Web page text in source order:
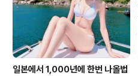
일본에서 1,000년에 한번 나올법